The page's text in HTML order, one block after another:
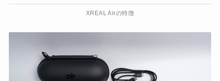
XREAL Airの特徴